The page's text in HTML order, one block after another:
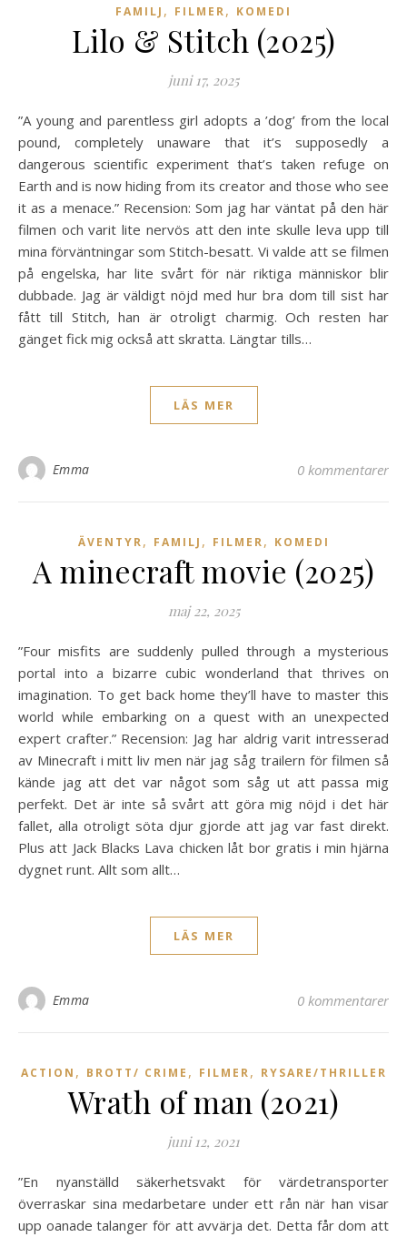
FAMILJ , FILMER, KOMEDI
Lilo & Stitch (2025)
juni 17, 2025
”A young and parentless girl adopts a ’dog’ from the local
pound, completely unaware that it’s supposedly a
dangerous scientific experiment that’s taken refuge on
Earth and is now hiding from its creator and those who see
it as a menace.” Recension: Som jag har väntat på den här
filmen och varit lite nervös att den inte skulle leva upp till
mina förväntningar som Stitch-besatt. Vi valde att se filmen
på engelska, har lite svårt för när riktiga människor blir
dubbade. Jag är väldigt nöjd med hur bra dom till sist har
fått till Stitch, han är otroligt charmig. Och resten har
gänget fick mig också att skratta. Längtar tills…
LÄS MER
Emma 0 kommentarer
ÄVENTYR, FAMILJ , FILMER, KOMEDI
A minecraft movie (2025)
maj 22, 2025
”Four misfits are suddenly pulled through a mysterious
portal into a bizarre cubic wonderland that thrives on
imagination. To get back home they’ll have to master this
world while embarking on a quest with an unexpected
expert crafter.” Recension: Jag har aldrig varit intresserad
av Minecraft i mitt liv men när jag såg trailern för filmen så
kände jag att det var något som såg ut att passa mig
perfekt. Det är inte så svårt att göra mig nöjd i det här
fallet, alla otroligt söta djur gjorde att jag var fast direkt.
Plus att Jack Blacks Lava chicken låt bor gratis i min hjärna
dygnet runt. Allt som allt…
LÄS MER
Emma 0 kommentarer
ACTION , BROTT/ CRIME , FILMER, RYSARE/THRILLER
Wrath of man (2021)
juni 12, 2021
”En nyanställd säkerhetsvakt för värdetransporter
överraskar sina medarbetare under ett rån när han visar
upp oanade talanger för att avvärja det. Detta får dom att